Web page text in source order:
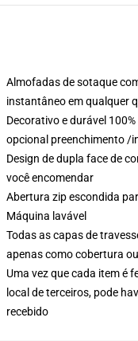
Almofadas de sotaque
instantâneo em qualquer
Decorativo e durável
opcional preenchimento /
Design de dupla face de
você encomendar
Abertura zip escondida
Máquina lavável
Todas as capas de
apenas como cobertura
Uma vez que cada item é
local de terceiros, pode
recebido